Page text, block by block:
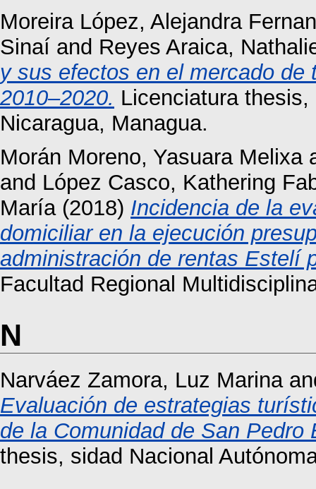
Moreira López, Alejandra
Sinaí and Reyes Araica,
y sus efectos en el mercado de
2010–2020. Licenciatura
Nicaragua, Managua.
Morán Moreno, Yasuara Melixa
and López Casco, Kathering
María(2018) Incidencia de la
domiciliar en la ejecución
administración de rentas Estelí
Facultad Regional
N
Narváez Zamora, Luz Marina
Evaluación de estrategias
de la Comunidad de San
thesis, sidad Nacional